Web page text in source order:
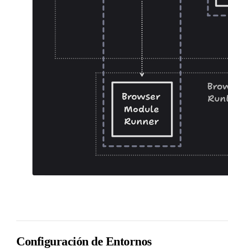
Configuración de Entornos